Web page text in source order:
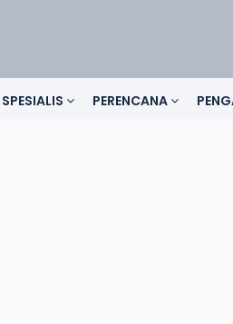
SPESIALIS PERENCANA